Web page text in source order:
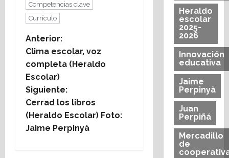
Competencias clave
Currículo
N
a
v
e
g
Anterior:
Clima escolar, voz
completa (Heraldo
Escolar)
Siguiente:
Cerrad los libros
(Heraldo Escolar) Foto:
Jaime Perpinyà
Heraldo
escolar
2025-
2026
Innovación
educativa
Jaime
Perpinyà
Juan
Perpiñá
Mercadillo
de